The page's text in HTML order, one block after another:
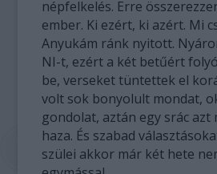
népfelkelés. Erre
ember. Ki ezért, ki azért. Mi
Anyukám ránk nyitott.
NI-t, ezért a két betűért
be, verseket tüntettek el
volt sok bonyolult mondat,
gondolat, aztán egy srác azt
haza. És szabad
szülei akkor már két hete